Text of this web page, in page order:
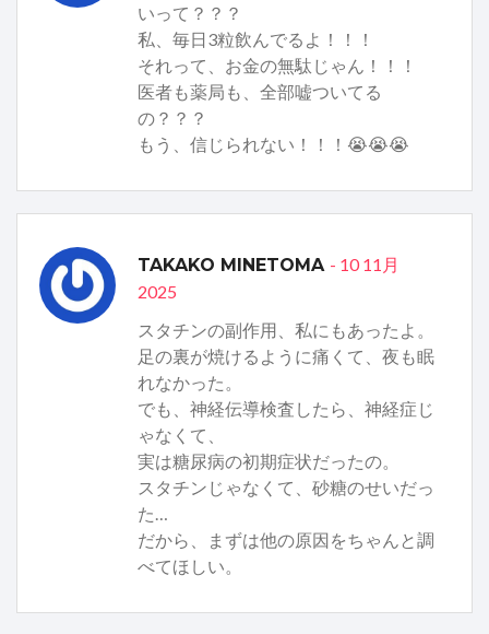
いって？？？
私、毎日3粒飲んでるよ！！！
それって、お金の無駄じゃん！！！
医者も薬局も、全部嘘ついてる
の？？？
もう、信じられない！！！😭😭😭
TAKAKO MINETOMA - 10 11月
2025
スタチンの副作用、私にもあったよ。
足の裏が焼けるように痛くて、夜も眠
れなかった。
でも、神経伝導検査したら、神経症じ
ゃなくて、
実は糖尿病の初期症状だったの。
スタチンじゃなくて、砂糖のせいだっ
た…
だから、まずは他の原因をちゃんと調
べてほしい。